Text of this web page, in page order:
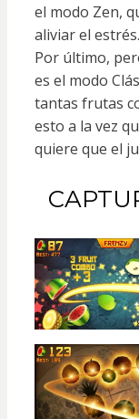
el modo Zen,
aliviar el estrés.
Por último,
es el modo
tantas frutas
esto a la vez
quiere que el